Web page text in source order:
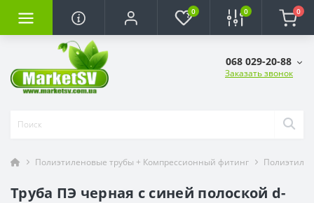
0 0 0
068 029-20-88
Заказать звонок
Полиэтиленовые трубы + Компрессионный фитинг
Труба ПЭ черная с синей полоской d-